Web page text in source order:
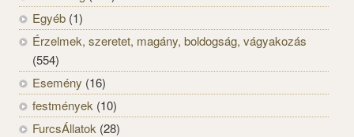
Egyéb (1)
Érzelmek, szeretet, magány, boldogság, vágyakozás
(554)
Esemény (16)
festmények (10)
FurcsÁllatok (28)